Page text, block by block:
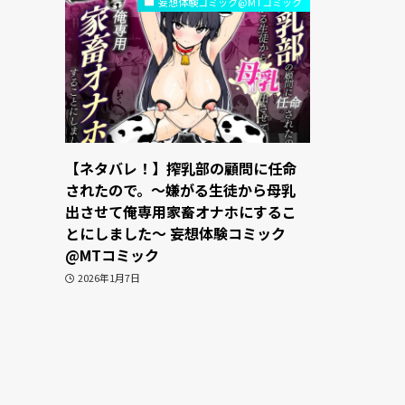
【ネタバレ！】搾乳部の顧問に任命
されたので。〜嫌がる生徒から母乳
出させて俺専用家畜オナホにするこ
とにしました〜 妄想体験コミック
@MTコミック
2026年1月7日